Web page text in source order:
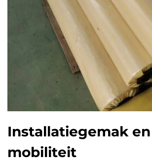
Installatiegemak en
mobiliteit